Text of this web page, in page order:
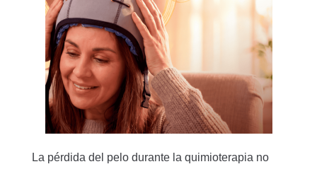
La pérdida del pelo durante la quimioterapia no